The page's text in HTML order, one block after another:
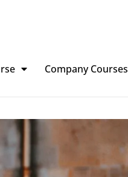
Company Courses